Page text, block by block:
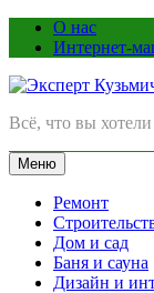
ПерейтиО нас
Интернет-
Эксперт Кузьмич
Всё, что вы хотели
Меню
Ремонт
Дом и сад
Баня и сауна
Дизайн и